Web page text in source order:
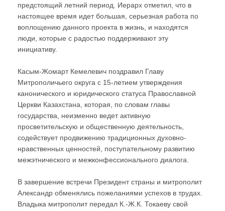
предстоящий летний период. Иерарх отметил, что в
настоящее время идет большая, серьезная работа по
воплощению данного проекта в жизнь, и находятся
люди, которые с радостью поддерживают эту
инициативу.
Касым-Жомарт Кемелевич поздравил Главу
Митрополичьего округа с 15-летием утверждения
канонического и юридического статуса Православной
Церкви Казахстана, которая, по словам главы
государства, неизменно ведет активную
просветительскую и общественную деятельность,
содействует продвижению традиционных духовно-
нравственных ценностей, поступательному развитию
межэтнического и межконфессионального диалога.
В завершение встречи Президент страны и митрополит
Александр обменялись пожеланиями успехов в трудах.
Владыка митрополит передал К.-Ж.К. Токаеву свой